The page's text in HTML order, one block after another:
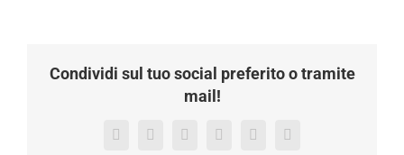
XX
edizione
Condividi sul tuo social preferito o tramite
mail!
Facebook
X LinkedInTumblrPinterestEmail